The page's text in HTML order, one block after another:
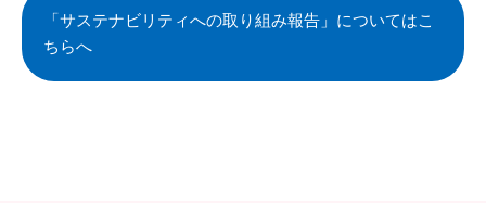
「サステナビリティへの取り組み報告」についてはこ
ちらへ